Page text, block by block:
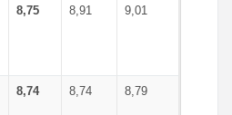
8,75 8,91 9,01
8,74 8,74 8,79